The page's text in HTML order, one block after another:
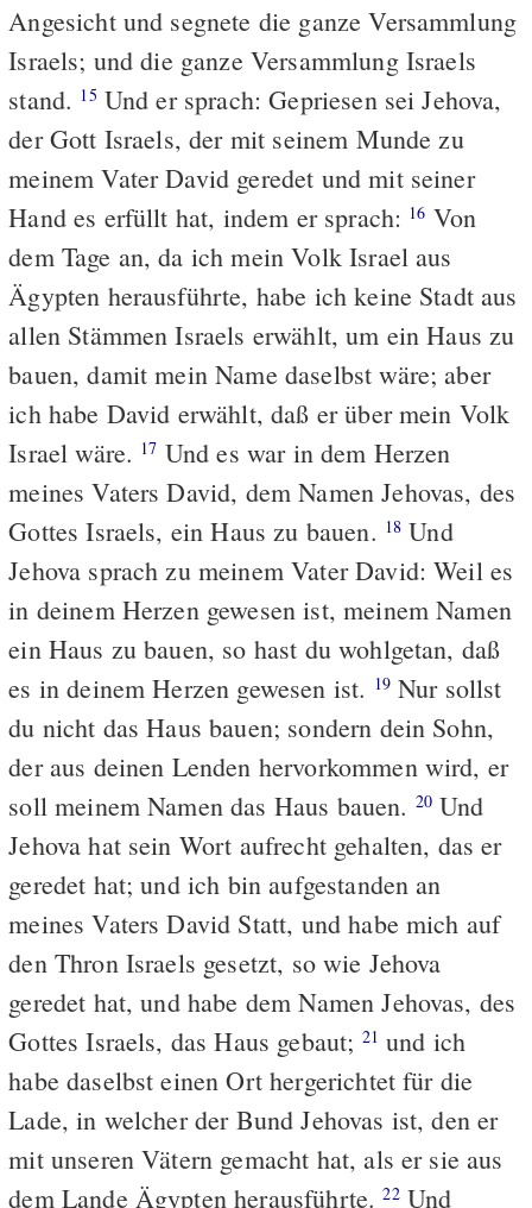
Angesicht und segnete die ganze Versammlung
Israels; und die ganze Versammlung Israels
stand. 15 Und er sprach: Gepriesen sei Jehova,
der Gott Israels, der mit seinem Munde zu
meinem Vater David geredet und mit seiner
Hand es erfüllt hat, indem er sprach: 16 Von
dem Tage an, da ich mein Volk Israel aus
Ägypten herausführte, habe ich keine Stadt aus
allen Stämmen Israels erwählt, um ein Haus zu
bauen, damit mein Name daselbst wäre; aber
ich habe David erwählt, daß er über mein Volk
Israel wäre. 17 Und es war in dem Herzen
meines Vaters David, dem Namen Jehovas, des
Gottes Israels, ein Haus zu bauen. 18 Und
Jehova sprach zu meinem Vater David: Weil es
in deinem Herzen gewesen ist, meinem Namen
ein Haus zu bauen, so hast du wohlgetan, daß
es in deinem Herzen gewesen ist. 19Nur sollst
du nicht das Haus bauen; sondern dein Sohn,
der aus deinen Lenden hervorkommen wird, er
soll meinem Namen das Haus bauen. 20 Und
Jehova hat sein Wort aufrecht gehalten, das er
geredet hat; und ich bin aufgestanden an
meines Vaters David Statt, und habe mich auf
den Thron Israels gesetzt, so wie Jehova
geredet hat, und habe dem Namen Jehovas, des
Gottes Israels, das Haus gebaut; 21 und ich
habe daselbst einen Ort hergerichtet für die
Lade, in welcher der Bund Jehovas ist, den er
mit unseren Vätern gemacht hat, als er sie aus
dem Lande Ägypten herausführte.22Und